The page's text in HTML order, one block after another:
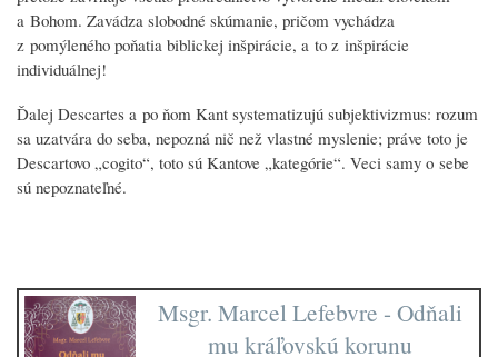
a Bohom. Zavádza slobodné skúmanie, pričom vychádza
z pomýleného poňatia biblickej inšpirácie, a to z inšpirácie
individuálnej!
Ďalej Descartes a po ňom Kant systematizujú subjektivizmus: rozum
sa uzatvára do seba, nepozná nič než vlastné myslenie; práve toto je
Descartovo „cogito“, toto sú Kantove „kategórie“. Veci samy o sebe
sú nepoznateľné.
Msgr. Marcel Lefebvre - Odňali
mu kráľovskú korunu